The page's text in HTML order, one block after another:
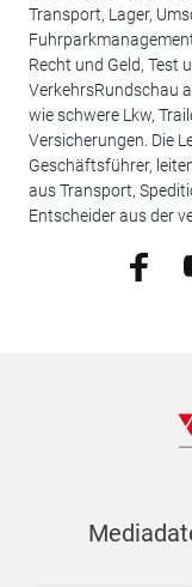
Transport, Lager,
Recht und Geld, Test
VerkehrsRundschau
wie schwere Lkw,
Versicherungen. Die
Geschäftsführer,
aus Transport,
Entscheider aus der